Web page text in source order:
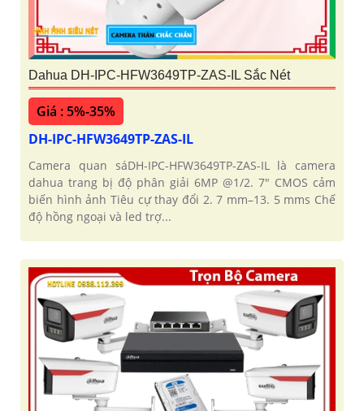
Dahua DH-IPC-HFW3649TP-ZAS-IL Sắc Nét
Giá : 5%-35%
DH-IPC-HFW3649TP-ZAS-IL
Camera quan sáDH-IPC-HFW3649TP-ZAS-IL là camera
dahua trang bị độ phân giải 6MP @1/2. 7" CMOS cảm
biến hình ảnh Tiêu cự thay đổi 2. 7 mm–13. 5 mms Chế
độ hồng ngoại và led trợ...